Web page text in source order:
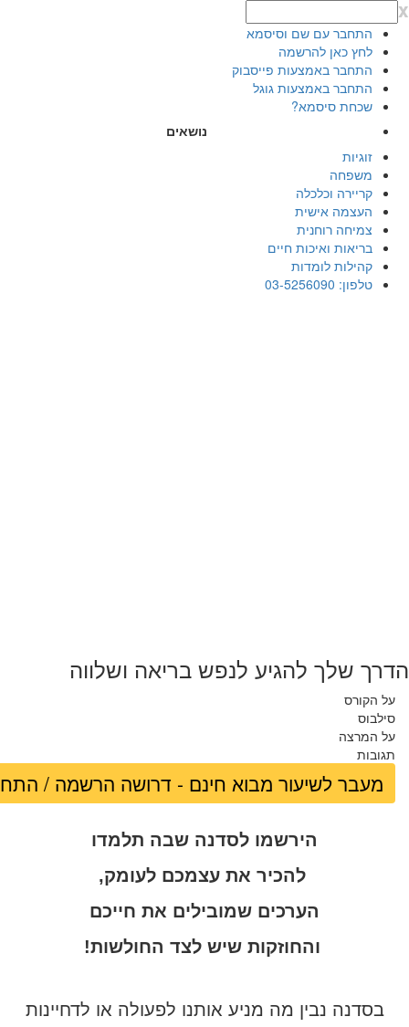
x
התחבר עם שם וסיסמא
לחץ כאן להרשמה
התחבר באמצעות פייסבוק
התחבר באמצעות גוגל
שכחת סיסמא?
נושאים
זוגיות
משפחה
קריירה וכלכלה
העצמה אישית
צמיחה רוחנית
בריאות ואיכות חיים
קהילות לומדות
טלפון: 03-5256090
הדרך שלך להגיע לנפש בריאה ושלווה
על הקורס
סילבוס
על המרצה
תגובות
מעבר לשיעור מבוא חינם - דרושה הרשמה /
הירשמו לסדנה שבה תלמדו
להכיר את עצמכם לעומק,
הערכים שמובילים את חייכם
והחוזקות שיש לצד החולשות!
בסדנה נבין מה מניע אותנו לפעולה או לדחיינות